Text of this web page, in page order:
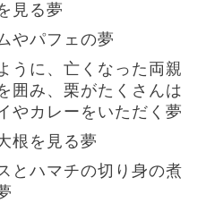
見る夢
やパフェの夢
うに、亡くなった両親
囲み、栗がたくさんは
やカレーをいただく夢
根を見る夢
とハマチの切り身の煮